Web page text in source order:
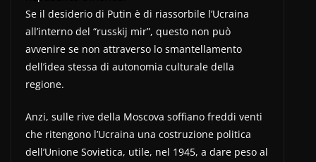
Se il desiderio di Putin è di riassorbile l’Ucraina
all’interno del “russkij mir”, questo non può
avvenire se non attraverso lo smantellamento
dell’idea stessa di autonomia culturale della
regione.
Anzi, sulle rive della Moscova soffiano freddi venti
che ritengono l’Ucraina una costruzione politica
dell’Unione Sovietica, utile, nel 1945, a dare peso al